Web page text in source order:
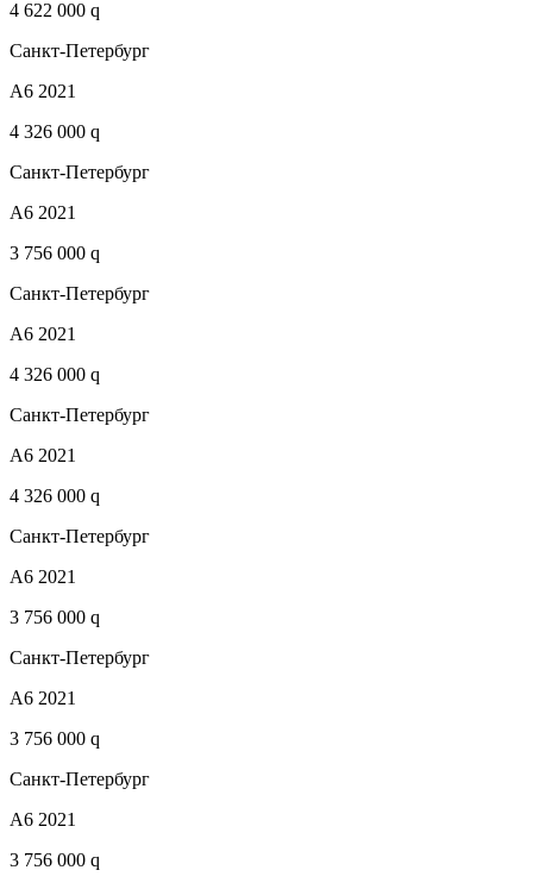
4 622 000 q
Санкт-Петербург
A6 2021
4 326 000 q
Санкт-Петербург
A6 2021
3 756 000 q
Санкт-Петербург
A6 2021
4 326 000 q
Санкт-Петербург
A6 2021
4 326 000 q
Санкт-Петербург
A6 2021
3 756 000 q
Санкт-Петербург
A6 2021
3 756 000 q
Санкт-Петербург
A6 2021
3 756 000 q